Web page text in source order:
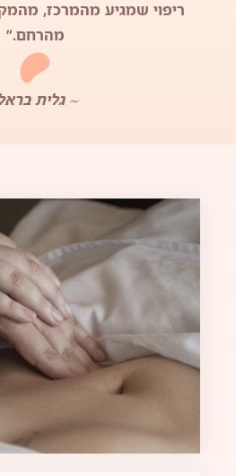
ריפוי שמגיע מהמרכז,
מהרחם."
~ גלית